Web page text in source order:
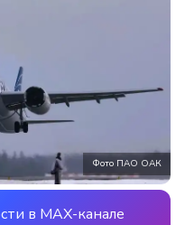
Фото ПАО ОАК
в MAX-канале